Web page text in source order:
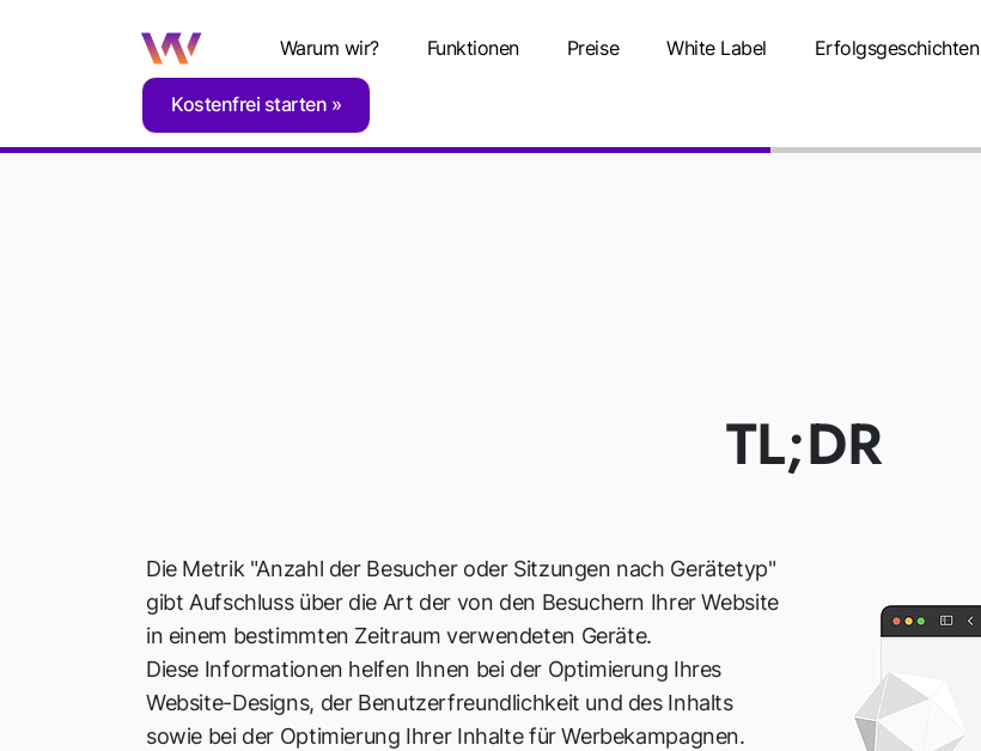
Warum wir? Funktionen Preise White Label Erfolgsgeschichten
Kostenfrei starten
Home Glossar D Geräte
TL;DR
Die Metrik "Anzahl der Besucher oder Sitzungen nach Gerätetyp"
gibt Aufschluss über die Art der von den Besuchern Ihrer Website
in einem bestimmten Zeitraum verwendeten Geräte.
Diese Informationen helfen Ihnen bei der Optimierung Ihres
Website-Designs, der Benutzerfreundlichkeit und des Inhalts
sowie bei der Optimierung Ihrer Inhalte für Werbekampagnen.